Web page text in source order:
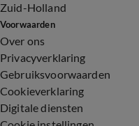
Zuid-Holland
Voorwaarden
Over ons
Privacyverklaring
Gebruiksvoorwaarden
Cookieverklaring
Digitale diensten